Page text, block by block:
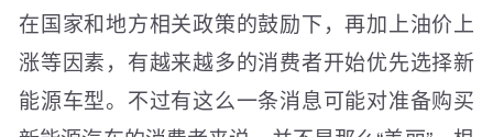
在国家和地方相关政策的鼓励下，再加上油价上
涨等因素，有越来越多的消费者开始优先选择新
能源车型。不过有这么一条消息可能对准备购买